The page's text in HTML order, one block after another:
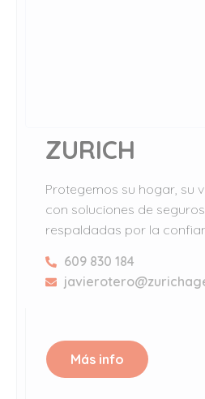
ZURICH
Protegemos su hogar, su
con soluciones de
respaldadas por la
609 830 184
Más info